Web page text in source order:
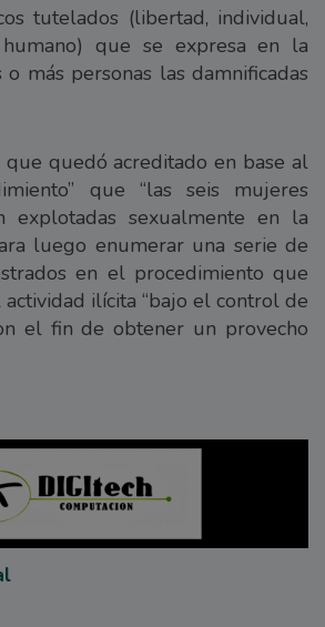
tutelados (libertad, individual,
que se expresa en la
más personas las damnificadas
quedó acreditado en base al
que “las seis mujeres
explotadas sexualmente en la
luego enumerar una serie de
en el procedimiento que
ilícita “bajo el control de
el fin de obtener un provecho